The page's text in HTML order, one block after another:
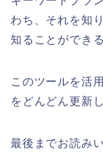
わち、それを知
知ることができ
このツールを活
をどんどん更新
最後までお読み